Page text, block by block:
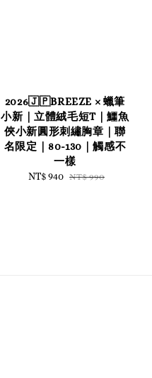
2026🇯🇵BREEZE × 蠟筆
小新｜立體絨毛短T｜鱷魚
俠小新圓形刺繡胸章｜聯
名限定｜80-130｜觸感不
一樣
Sale
NT$ 940 Regular
NT$ 990